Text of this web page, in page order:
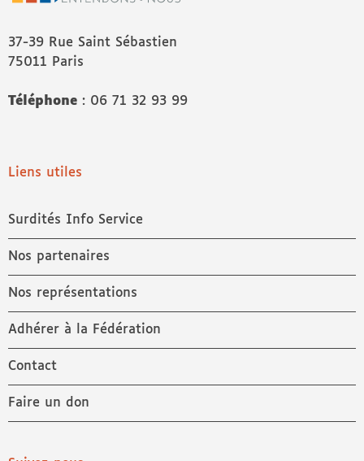
37-39 Rue Saint Sébastien
75011 Paris
Téléphone : 06 71 32 93 99
Liens utiles
Surdités Info Service
Nos partenaires
Nos représentations
Adhérer à la Fédération
Contact
Faire un don